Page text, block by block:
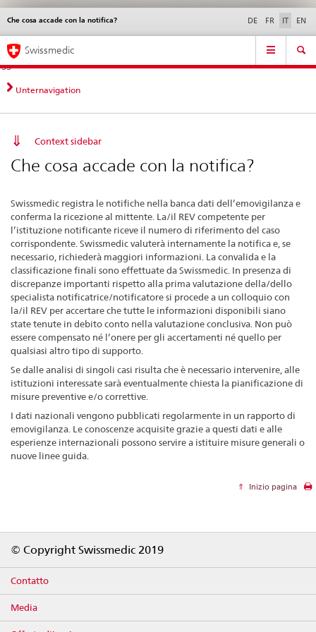
Navigazione
diretta:
novità,
aspetti
contatto
Novità &
norme
Contatto | Supporto &
aiuto
Che cosa accade con la notifica? DE FR IT EN
Service
Navigation
Swissmedic
Unternavigation
Context sidebar
Che cosa accade con la notifica?
Swissmedic registra le notifiche nella banca dati dell’emovigilanza e
conferma la ricezione al mittente. La/il REV competente per
l’istituzione notificante riceve il numero di riferimento del caso
corrispondente. Swissmedic valuterà internamente la notifica e, se
necessario, richiederà maggiori informazioni. La convalida e la
classificazione finali sono effettuate da Swissmedic. In presenza di
discrepanze importanti rispetto alla prima valutazione della/dello
specialista notificatrice/notificatore si procede a un colloquio con
la/il REV per accertare che tutte le informazioni disponibili siano
state tenute in debito conto nella valutazione conclusiva. Non può
essere compensato né l’onere per gli accertamenti né quello per
qualsiasi altro tipo di supporto.
Se dalle analisi di singoli casi risulta che è necessario intervenire, alle
istituzioni interessate sarà eventualmente chiesta la pianificazione di
misure preventive e/o correttive.
I dati nazionali vengono pubblicati regolarmente in un rapporto di
emovigilanza. Le conoscenze acquisite grazie a questi dati e alle
esperienze internazionali possono servire a istituire misure generali o
nuove linee guida.
Inizio pagina
© Copyright Swissmedic 2019
Contatto
Media